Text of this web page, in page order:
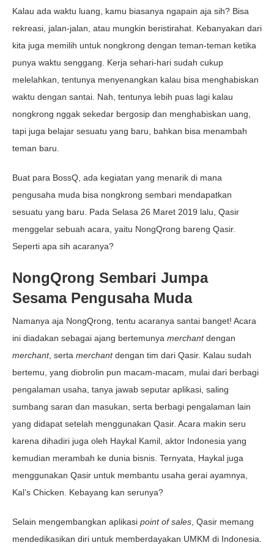
Kalau ada waktu luang, kamu biasanya ngapain aja sih? Bisa
rekreasi, jalan-jalan, atau mungkin beristirahat. Kebanyakan dari
kita juga memilih untuk nongkrong dengan teman-teman ketika
punya waktu senggang. Kerja sehari-hari sudah cukup
melelahkan, tentunya menyenangkan kalau bisa menghabiskan
waktu dengan santai. Nah, tentunya lebih puas lagi kalau
nongkrong nggak sekedar bergosip dan menghabiskan uang,
tapi juga belajar sesuatu yang baru, bahkan bisa menambah
teman baru.
Buat para BossQ, ada kegiatan yang menarik di mana
pengusaha muda bisa nongkrong sembari mendapatkan
sesuatu yang baru. Pada Selasa 26 Maret 2019 lalu, Qasir
menggelar sebuah acara, yaitu NongQrong bareng Qasir.
Seperti apa sih acaranya?
NongQrong Sembari Jumpa
Sesama Pengusaha Muda
Namanya aja NongQrong, tentu acaranya santai banget! Acara
ini diadakan sebagai ajang bertemunya merchantdengan
merchant, serta merchantdengan tim dari Qasir. Kalau sudah
bertemu, yang diobrolin pun macam-macam, mulai dari berbagi
pengalaman usaha, tanya jawab seputar aplikasi, saling
sumbang saran dan masukan, serta berbagi pengalaman lain
yang didapat setelah menggunakan Qasir. Acara makin seru
karena dihadiri juga oleh Haykal Kamil, aktor Indonesia yang
kemudian merambah ke dunia bisnis. Ternyata, Haykal juga
menggunakan Qasir untuk membantu usaha gerai ayamnya,
Kal’s Chicken. Kebayang kan serunya?
Selain mengembangkan aplikasi point of sales, Qasir memang
mendedikasikan diri untuk memberdayakan UMKM di Indonesia.